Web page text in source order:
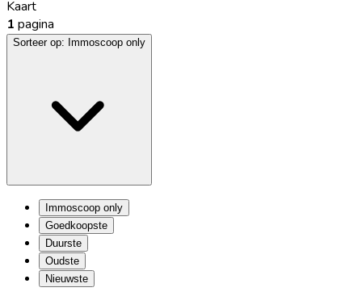
Kaart
1 pagina
Sorteer op: Immoscoop only
Immoscoop only
Goedkoopste
Duurste
Oudste
Nieuwste